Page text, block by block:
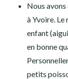
Nous avons
à Yvoire. Le
enfant
en bonne
petits